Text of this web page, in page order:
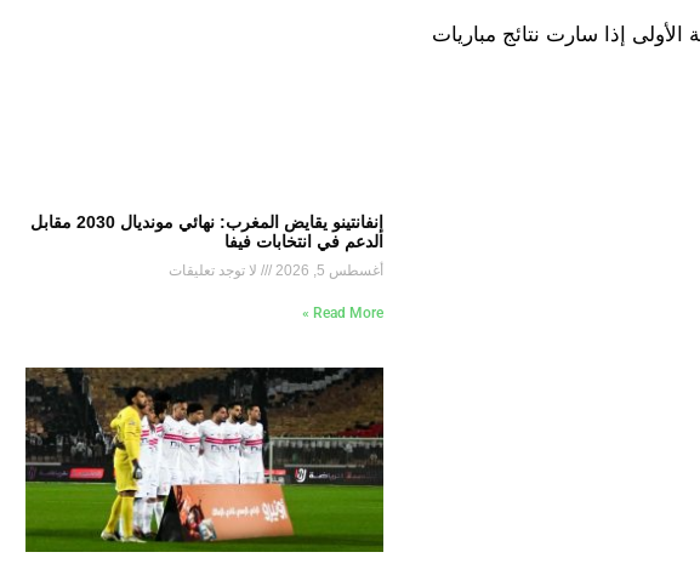
إذا سارت نتائج مباريات
إنفانتينو يقايض المغرب: نهائي مونديال 2030 مقابل
الدعم في انتخابات فيفا
أغسطس 5, 2026 لا توجد تعليقات
Read More »